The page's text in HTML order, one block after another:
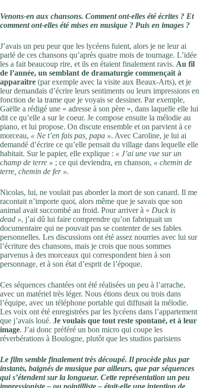
Venons-en aux chansons. Comment ont-elles été écrites ? Et
comment ont-elles été mises en musique ? Puis en images ?
J’avais un peu peur que les lycéens fuient, alors je ne leur ai
parlé de ces chansons qu’après quatre mois de tournage. L’idée
les a fait beaucoup rire, et ils en étaient finalement ravis. Au fil
de l’année, un semblant de dramaturgie commençait à
apparaitre (par exemple avec la visite aux Beaux-Arts), et je
leur demandais d’écrire leurs sentiments ou leurs impressions en
fonction de la trame que je voyais se dessiner. Par exemple,
Gaëlle a rédigé une « adresse à son père », dans laquelle elle lui
dit ce qu’elle a sur le coeur. Je compose ensuite la mélodie au
piano, et lui propose. On discute ensemble et on parvient à ce
morceau, « Ne t’en fais pas, papa ». Avec Caroline, je lui ai
demandé d’écrire ce qu’elle pensait du village dans lequelle elle
habitait. Sur le papier, elle explique : « J’ai une vue sur un
champ de terre » ; ce qui deviendra, en chanson, « chemin de
terre, chemin de fer ».
Nicolas, lui, ne voulait pas aborder la mort de son canard. Il me
racontait n’importe quoi, alors même que je savais que son
animal avait succombé au froid. Pour arriver à « Duck is
dead », j’ai dû lui faire comprendre qu’on fabriquait un
documentaire qui ne pouvait pas se contenter de ses fables
personnelles. Les discussions ont été assez nourries avec lui sur
l’écriture des chansons, mais je crois que nous sommes
parvenus à des morceaux qui correspondent bien à son
personnage, et à son état d’esprit de l’époque.
Ces séquences chantées ont été réalisées un peu à l’arrache,
avec un matériel très léger. Nous étions deux ou trois dans
l’équipe, avec un téléphone portable qui diffusait la mélodie.
Les voix ont été enregistrées par les lycéens dans l’appartement
que j’avais loué. Je voulais que tout reste spontané, et à leur
image. J’ai donc préféré un bon micro qui coupe les
réverbérations à Boulogne, plutôt que les studios parisiens
Le film semble finalement très découpé. Il procède plus par
instants, baignés de musique par ailleurs, que par séquences
qui s’étendent sur la longueur. Cette représentation un peu